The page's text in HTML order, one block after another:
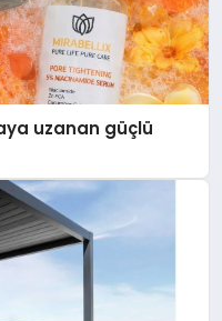
uzanan güçlü